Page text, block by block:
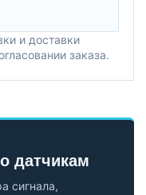
и доставки
заказа.
датчикам
сигнала,